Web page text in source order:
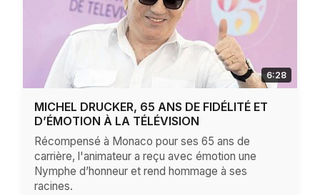
6:28
MICHEL DRUCKER, 65 ANS DE FIDÉLITÉ ET
D’ÉMOTION À LA TÉLÉVISION
Récompensé à Monaco pour ses 65 ans de
carrière, l'animateur a reçu avec émotion une
Nymphe d’honneur et rend hommage à ses
racines.